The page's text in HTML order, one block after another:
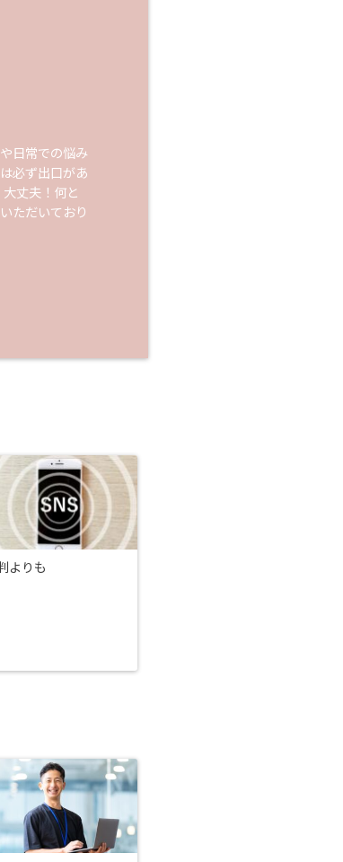
日常での悩み
必ず出口があ
丈夫！何と
ただいており
よりも